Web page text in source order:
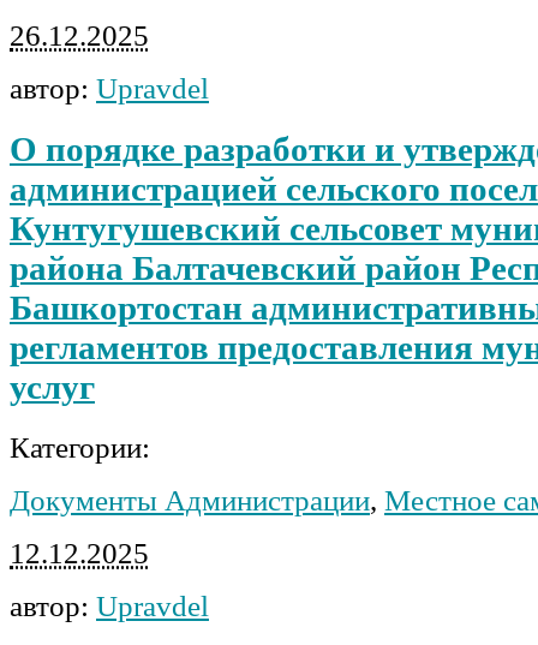
26.12.2025
автор: Upravdel
О порядке разработки и
администрацией сельского
Кунтугушевский сельсовет
района Балтачевский район
Башкортостан
регламентов предоставления
услуг
Категории:
Документы Администрации, Местное
12.12.2025
автор: Upravdel